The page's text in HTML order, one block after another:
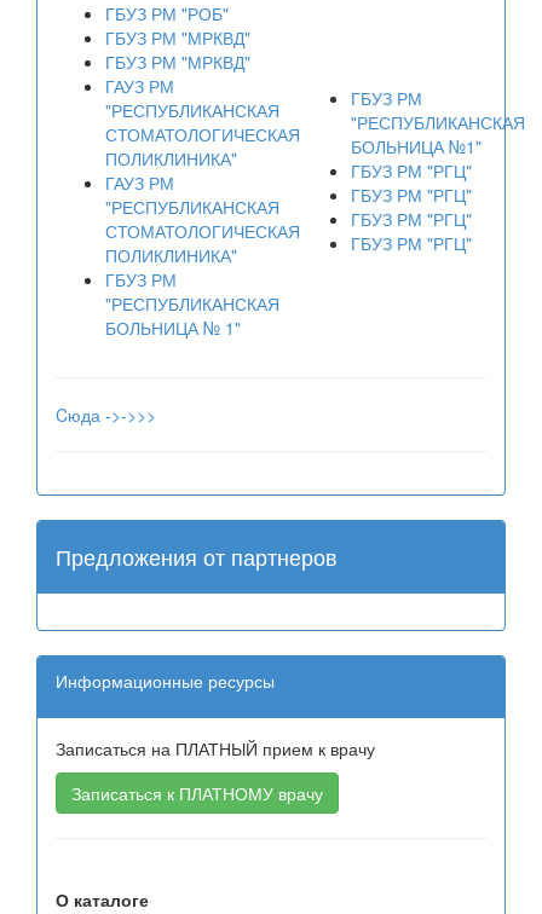
ГБУЗ РМ "РОБ"
ГБУЗ РМ "МРКВД"
ГБУЗ РМ "МРКВД"
ГАУЗ РМ
"РЕСПУБЛИКАНСКАЯ
СТОМАТОЛОГИЧЕСКАЯ
ПОЛИКЛИНИКА"
ГАУЗ РМ
"РЕСПУБЛИКАНСКАЯ
СТОМАТОЛОГИЧЕСКАЯ
ПОЛИКЛИНИКА"
ГБУЗ РМ
"РЕСПУБЛИКАНСКАЯ
БОЛЬНИЦА № 1"
ГБУЗ РМ
"РЕСПУБЛИКАНСКАЯ
БОЛЬНИЦА №1"
ГБУЗ РМ "РГЦ"
ГБУЗ РМ "РГЦ"
ГБУЗ РМ "РГЦ"
ГБУЗ РМ "РГЦ"
Cюда ->->>>
Предложения от партнеров
Информационные ресурсы
Записаться на ПЛАТНЫЙ прием к врачу
О каталоге